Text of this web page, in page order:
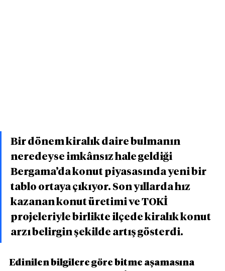
Bir dönem kiralık daire bulmanın
neredeyse imkânsız hale geldiği
Bergama’da konut piyasasında yeni bir
tablo ortaya çıkıyor. Son yıllarda hız
kazanan konut üretimi ve TOKİ
projeleriyle birlikte ilçede kiralık konut
arzı belirgin şekilde artış gösterdi.
Edinilen bilgilere göre bitme aşamasına